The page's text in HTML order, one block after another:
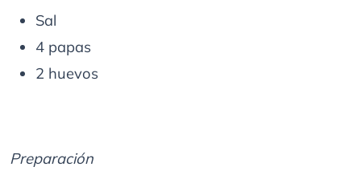
Sal
4 papas
2 huevos
Preparación